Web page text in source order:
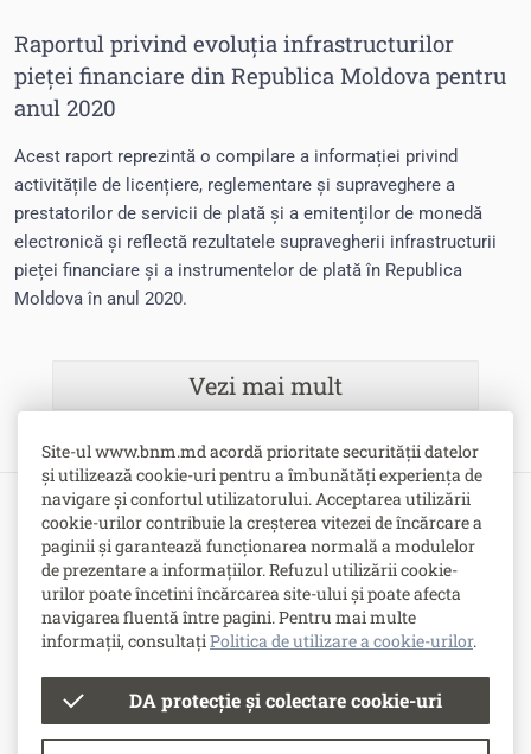
Site-ul www.bnm.md acordă prioritate securității datelor
și utilizează cookie-uri pentru a îmbunătăți experiența de
navigare și confortul utilizatorului. Acceptarea utilizării
cookie-urilor contribuie la creșterea vitezei de încărcare a
paginii și garantează funcționarea normală a modulelor
de prezentare a informațiilor. Refuzul utilizării cookie-
urilor poate încetini încărcarea site-ului și poate afecta
navigarea fluentă între pagini. Pentru mai multe
informații, consultațiPolitica de utilizare a cookie-urilor.
DA protecție și colectare cookie-uri
Raportul privind evoluția infrastructurilor
pieței financiare din Republica Moldova pentru
anul 2020
Acest raport reprezintă o compilare a informației privind
activitățile de licențiere, reglementare și supraveghere a
prestatorilor de servicii de plată și a emitenților de monedă
electronică și reflectă rezultatele supravegherii infrastructurii
pieței financiare și a instrumentelor de plată în Republica
Moldova în anul 2020.
Vezi mai mult
Bulevardul Grigore Vieru nr. 1,
MD-2005, Chişinău, Republica Moldova
-Contacte
-Posturi vacante